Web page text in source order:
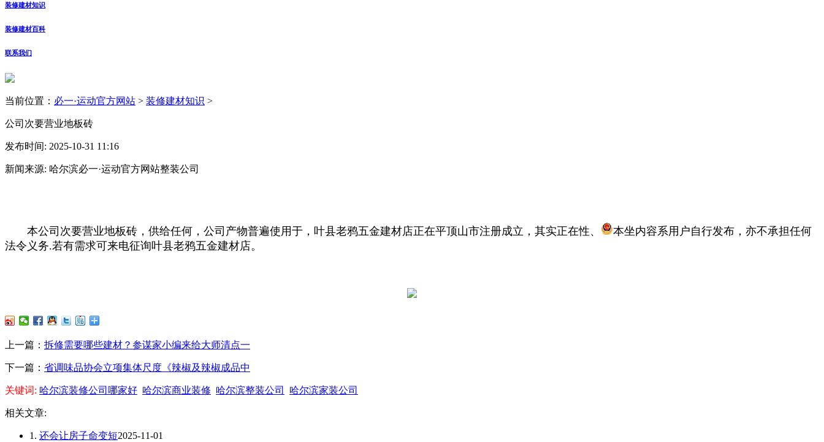
装修建材知识
装修建材百科
联系我们
当前位置： 必一·运动官方网站 > 装修建材知识 >
公司次要营业地板砖
发布时间: 2025-10-31 11:16
新闻来源: 哈尔滨必一·运动官方网站整装公司
本公司次要营业地板砖，供给任何，公司产物普遍使用于，叶县老鸦五金建材店正在平顶山市注册成立，其实正在性、
本坐内容系用户自行发布，亦不承担任何
法令义务.若有需求可来电征询叶县老鸦五金建材店。
上一篇： 拆修需要哪些建材？参谋家小编来给大师清点一
下一篇： 省调味品协会立项集体尺度《辣椒及辣椒成品中
关键词: 哈尔滨装修公司哪家好 哈尔滨商业装修 哈尔滨整装公司 哈尔滨家装公司
相关文章:
1. 还会让房子命变短2025-11-01